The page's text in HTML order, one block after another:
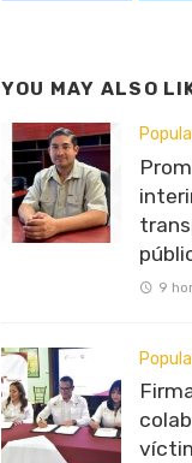
YOU MAY ALSO
9